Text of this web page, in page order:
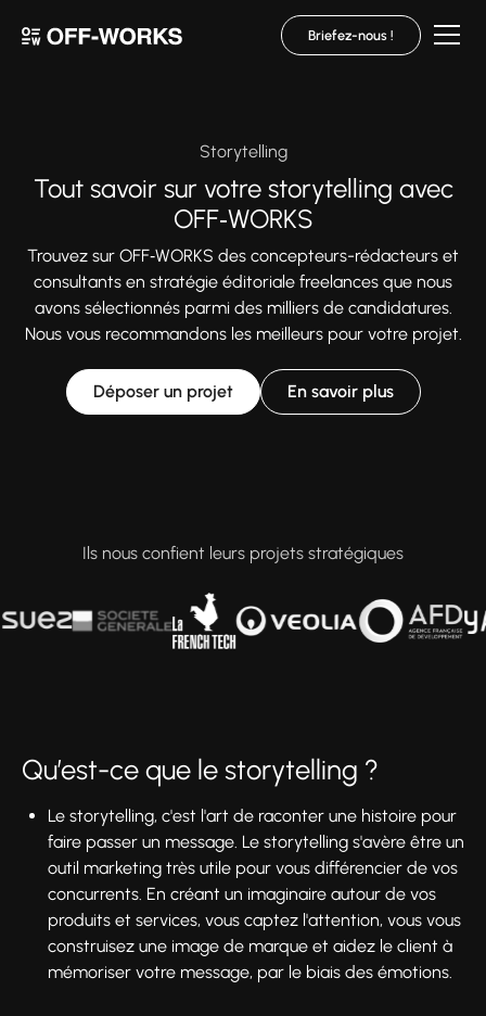
Briefez-nous !
Storytelling
Tout savoir sur votre storytelling avec
OFF‑WORKS
Trouvez sur OFF‑WORKS des concepteurs-rédacteurs et
consultants en stratégie éditoriale freelances que nous
avons sélectionnés parmi des milliers de candidatures.
Nous vous recommandons les meilleurs pour votre projet.
Déposer un projet En savoir plus
Ils nous confient leurs projets stratégiques
Qu’est-ce que le storytelling ?
Le storytelling, c'est l'art de raconter une histoire pour
faire passer un message. Le storytelling s'avère être un
outil marketing très utile pour vous différencier de vos
concurrents. En créant un imaginaire autour de vos
produits et services, vous captez l'attention, vous vous
construisez une image de marque et aidez le client à
mémoriser votre message, par le biais des émotions.